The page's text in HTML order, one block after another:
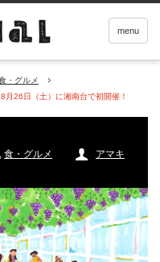
menu
・グルメ
26日（土）に湘南台で初開催！
, 食・グルメ
アマキ